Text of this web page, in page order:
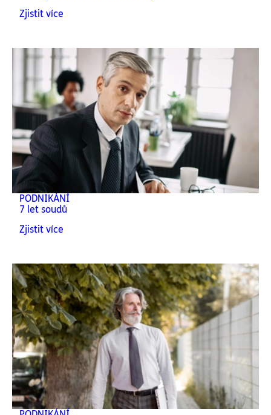
Zjistit více
PODNIKÁNÍ
7 let soudů
Zjistit více